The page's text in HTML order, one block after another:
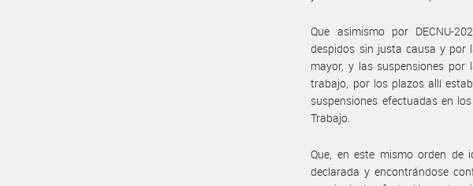
Que asimismo por DECNU-
despidos sin justa causa y por
mayor, y las suspensiones
trabajo, por los plazos allí
suspensiones efectuadas en
Trabajo.
Que, en este mismo orden de
declarada y encontrándose